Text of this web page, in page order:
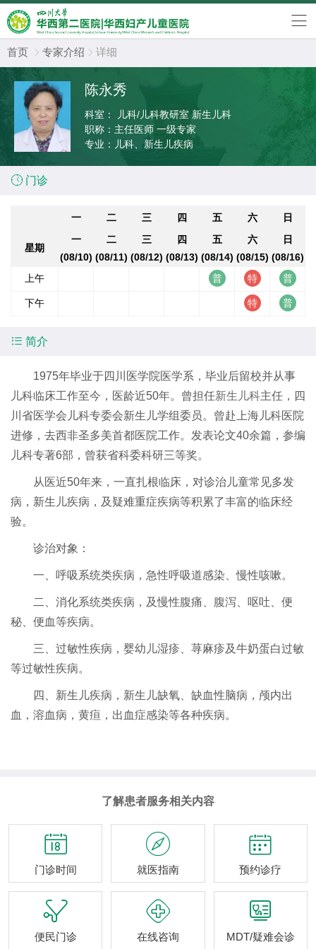
首页  专家介绍  详细
陈永秀
科室：
儿科/儿科教研室 新生儿科
职称： 主任医师 一级专家
专业： 儿科、新生儿疾病
 门诊
一 二 三 四 五 六 日
星期
一
(08/10)
二
(08/11)
三
(08/12)
四
(08/13)
五
(08/14)
六
(08/15)
日
(08/16)
上午
下午
 简介
1975年毕业于四川医学院医学系，毕业后留校并从事
儿科临床工作至今，医龄近50年。曾担任新生儿科主任，四
川省医学会儿科专委会新生儿学组委员。曾赴上海儿科医院
进修，去西非圣多美首都医院工作。发表论文40余篇，参编
儿科专著6部，曾获省科委科研三等奖。
从医近50年来，一直扎根临床，对诊治儿童常见多发
病，新生儿疾病，及疑难重症疾病等积累了丰富的临床经
验。
诊治对象：
一、呼吸系统类疾病，急性呼吸道感染、慢性咳嗽。
二、消化系统类疾病，及慢性腹痛、腹泻、呕吐、便
秘、便血等疾病。
三、过敏性疾病，婴幼儿湿疹、荨麻疹及牛奶蛋白过敏
等过敏性疾病。
四、新生儿疾病，新生儿缺氧、缺血性脑病，颅内出
血，溶血病，黄疸，出血症感染等各种疾病。
了解患者服务相关内容

门诊时间

就医指南

预约诊疗

便民门诊

在线咨询

MDT/疑难会诊